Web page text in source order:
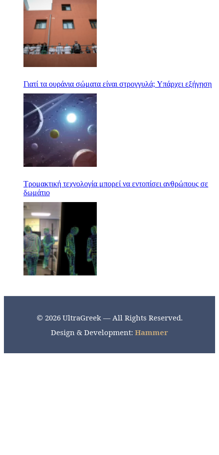
Γιατί τα ουράνια σώματα είναι στρογγυλά; Υπάρχει εξήγηση
Τρομακτική τεχνολογία μπορεί να εντοπίσει ανθρώπους σε
δωμάτιο
© 2026 UltraGreek — All Rights Reserved.
Design & Development: Hammer